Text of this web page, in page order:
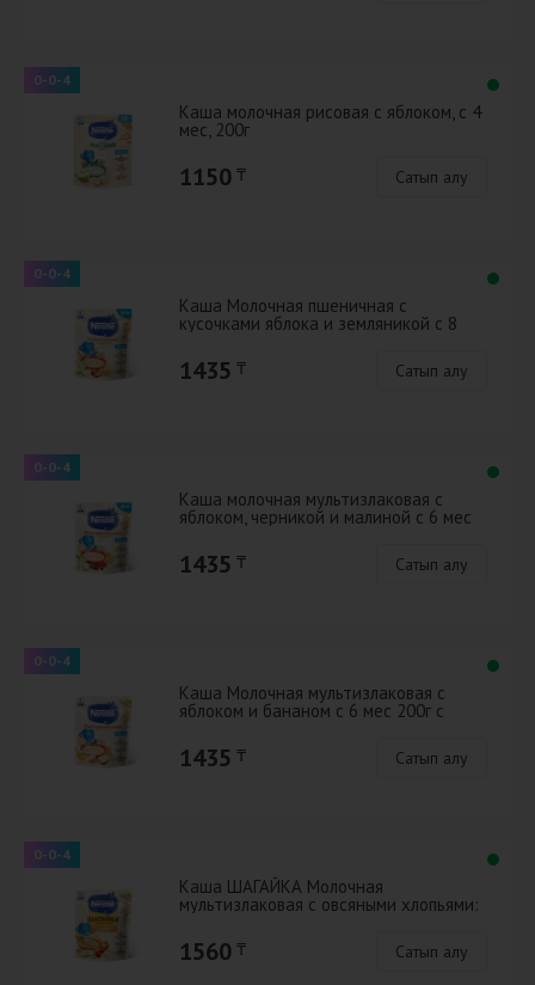
0-0-4
Каша молочная рисовая с яблоком, с 4
мес, 200г
1150 ₸ Сатып алу
0-0-4
Каша Молочная пшеничная с
кусочками яблока и земляникой с 8
1435 ₸ Сатып алу
0-0-4
Каша молочная мультизлаковая с
яблоком, черникой и малиной с 6 мес
1435 ₸ Сатып алу
0-0-4
Каша Молочная мультизлаковая с
яблоком и бананом с 6 мес 200г с
1435 ₸ Сатып алу
0-0-4
Каша ШАГАЙКА Молочная
мультизлаковая с овсяными хлопьями:
12 ме
1560 ₸ Сатып алу